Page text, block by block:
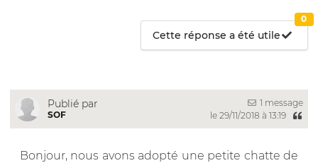
Cette réponse a été utile
0
Publié par
SOF
1 message
le 29/11/2018 à 13:19
Bonjour, nous avons adopté une petite chatte de